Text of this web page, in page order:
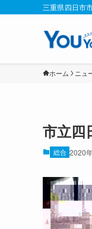
三重県四日市
ホーム ニュ
市立四
総合 2020